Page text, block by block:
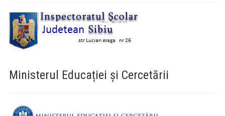
Ministerul Educației și Cercetării